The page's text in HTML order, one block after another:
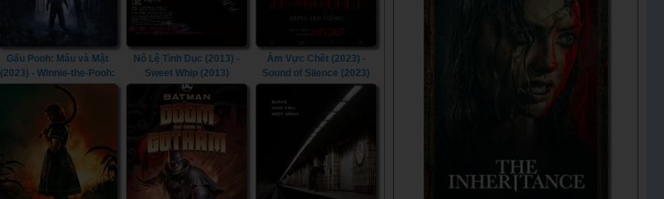
Gấu Pooh: Máu và Mật
(2023) - Winnie-the-Pooh:
Blood and Honey (2023)
Nô Lệ Tình Dục (2013) -
Sweet Whip (2013)
Âm Vực Chết (2023) -
Sound of Silence (2023)